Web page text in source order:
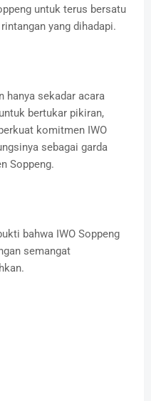
untuk terus bersatu
yang dihadapi.
hanya sekadar acara
bertukar pikiran,
komitmen IWO
sebagai garda
Soppeng.
bahwa IWO Soppeng
semangat